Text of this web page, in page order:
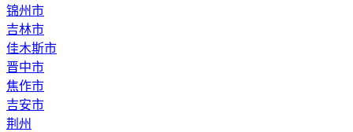
锦州市
吉林市
佳木斯市
晋中市
焦作市
吉安市
荆州